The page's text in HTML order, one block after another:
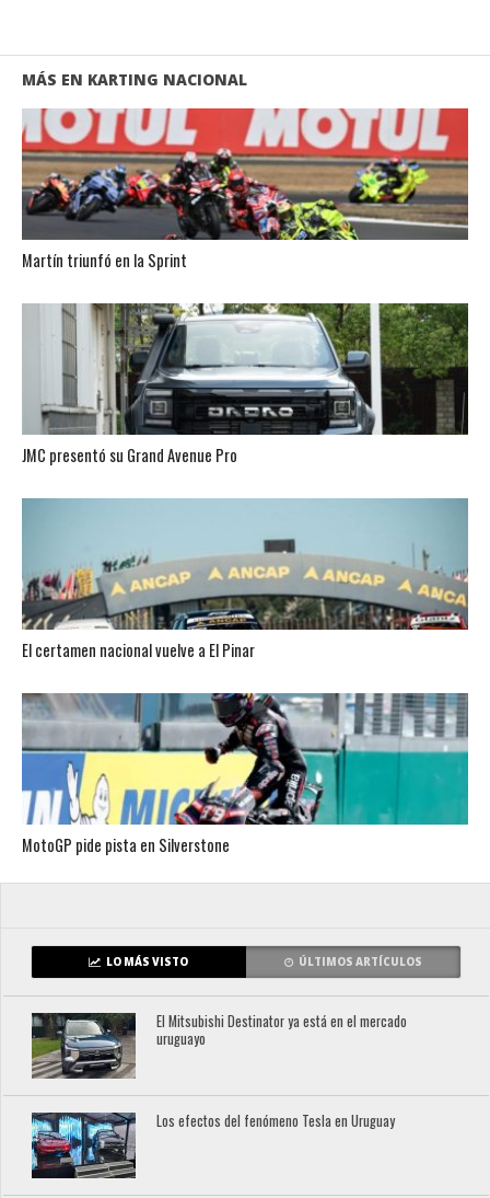
MÁS EN KARTING NACIONAL
Martín triunfó en la Sprint
JMC presentó su Grand Avenue Pro
El certamen nacional vuelve a El Pinar
MotoGP pide pista en Silverstone
LO MÁS VISTO ÚLTIMOS ARTÍCULOS
El Mitsubishi Destinator ya está en el mercado
uruguayo
Los efectos del fenómeno Tesla en Uruguay